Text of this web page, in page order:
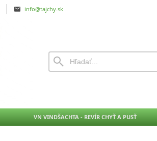
info@tajchy.sk
VN VINDŠACHTA - REVÍR CHYŤ A PUSŤ